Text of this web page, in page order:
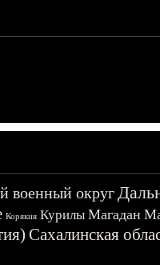
военный округ
Корякия Курилы Магадан
Сахалинская